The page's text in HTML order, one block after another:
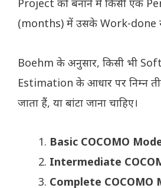
Project को बनाने में किसी एक
(months) में उसके Work-done
Boehm के अनुसार, किसी भी
Estimation के आधार पर निम्न
जाता हैं, या बांटा जाना चाहिए।
Basic COCOMO
Intermediate
Complete COCOMO